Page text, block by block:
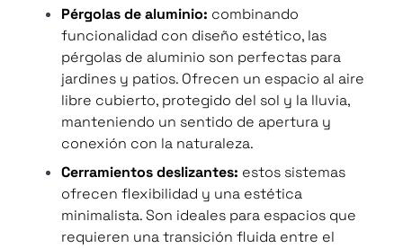
Pérgolas de aluminio: combinando
funcionalidad con diseño estético, las
pérgolas de aluminio son perfectas para
jardines y patios. Ofrecen un espacio al aire
libre cubierto, protegido del sol y la lluvia,
manteniendo un sentido de apertura y
conexión con la naturaleza.
Cerramientos deslizantes: estos sistemas
ofrecen flexibilidad y una estética
minimalista. Son ideales para espacios que
requieren una transición fluida entre el